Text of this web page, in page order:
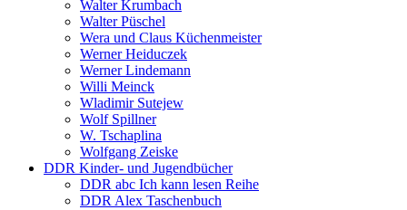
Walter Krumbach
Walter Püschel
Wera und Claus Küchenmeister
Werner Heiduczek
Werner Lindemann
Willi Meinck
Wladimir Sutejew
Wolf Spillner
W. Tschaplina
Wolfgang Zeiske
DDR Kinder- und Jugendbücher
DDR abc Ich kann lesen Reihe
DDR Alex Taschenbuch